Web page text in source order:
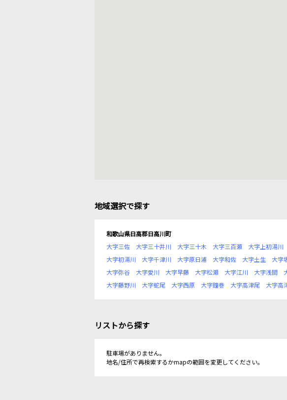
地域選択で探す
和歌山県日高郡日高川町
大字三佐
大字三十井川 大字三十木 大字三百瀬 大字上初湯川
大字初湯川
大字千津川 大字原日浦 大字和佐 大字土生 大字
大字弥谷
大字愛川 大字早藤 大字松瀬 大字江川 大字浅間
大字藤野川
大字蛇尾 大字西原 大字鐘巻 大字高津尾 大字高
リストから探す
駐車場がありません。
地名/住所で再検索するかmapの範囲を変更してください。